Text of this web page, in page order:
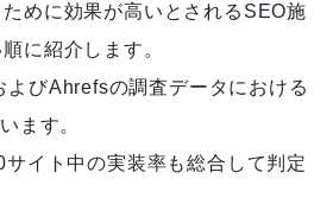
めに効果が高いとされるSEO施
に紹介します。
びAhrefsの調査データにおける
ます。
イト中の実装率も総合して判定